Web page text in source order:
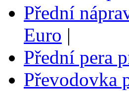
Přední
Euro |
Přední pera
Převodovka